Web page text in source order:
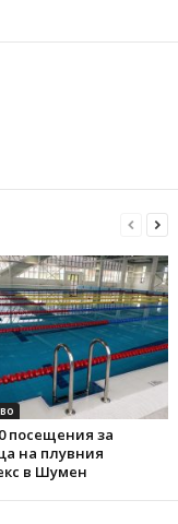
посещения за
на плувния
в Шумен